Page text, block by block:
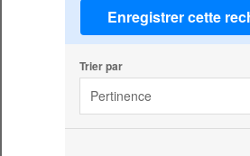
Enregistrer cette
Trier par
Pertinence